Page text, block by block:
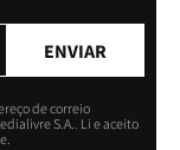
ENVIAR
de correio
S.A.. Li e aceito